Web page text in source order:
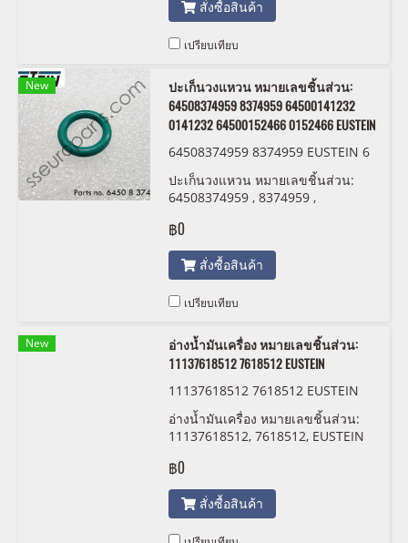
สั่งซื้อสินค้า
เปรียบเทียบ
New
ปะเก็นวงแหวน หมายเลขชิ้นส่วน:
64508374959 8374959 64500141232
0141232 64500152466 0152466 EUSTEIN
64508374959 8374959 EUSTEIN 6
450 0 141 232 6450 0152 466
ปะเก็นวงแหวน หมายเลขชิ้นส่วน:
64508374959 , 8374959 ,
64500152466 , 0152466 EUSTEIN
฿0
สั่งซื้อสินค้า
เปรียบเทียบ
New
อ่างน้ำมันเครื่อง หมายเลขชิ้นส่วน:
11137618512 7618512 EUSTEIN
11137618512 7618512 EUSTEIN
อ่างน้ำมันเครื่อง หมายเลขชิ้นส่วน:
11137618512, 7618512, EUSTEIN
฿0
สั่งซื้อสินค้า